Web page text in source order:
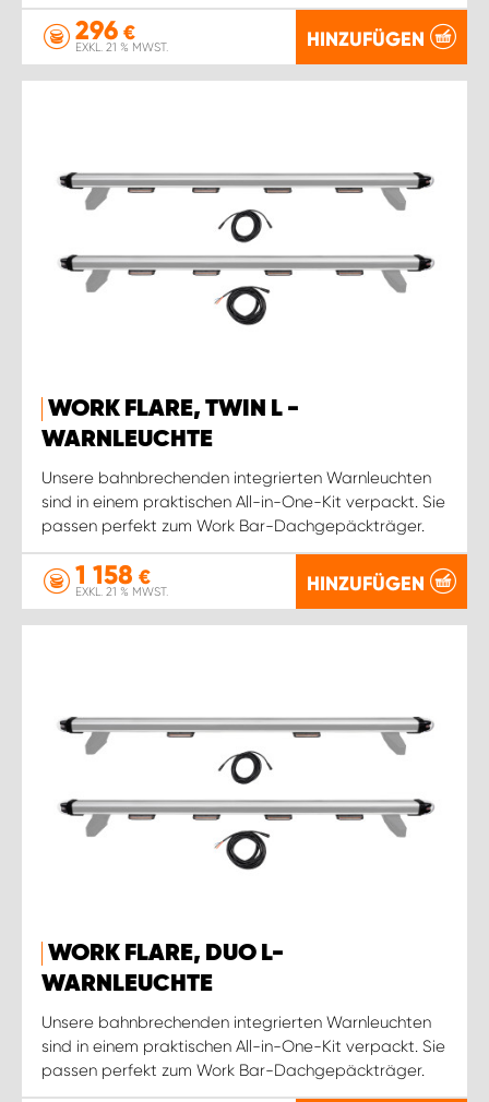
296 €
EXKL. 21 % MWST. HINZUFÜGEN
WORK FLARE, TWIN L -
WARNLEUCHTE
Unsere bahnbrechenden integrierten Warnleuchten
sind in einem praktischen All-in-One-Kit verpackt. Sie
passen perfekt zum Work Bar-Dachgepäckträger.
1 158 €
EXKL. 21 % MWST. HINZUFÜGEN
WORK FLARE, DUO L-
WARNLEUCHTE
Unsere bahnbrechenden integrierten Warnleuchten
sind in einem praktischen All-in-One-Kit verpackt. Sie
passen perfekt zum Work Bar-Dachgepäckträger.